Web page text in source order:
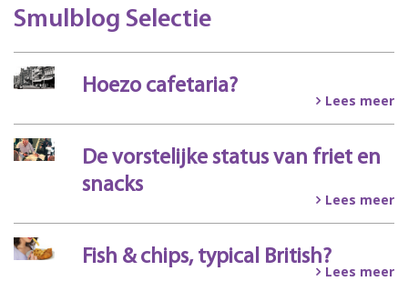
Smulblog Selectie
Hoezo cafetaria?
Lees meer
De vorstelijke status van friet en
snacks
Lees meer
Fish & chips, typical British?
Lees meer